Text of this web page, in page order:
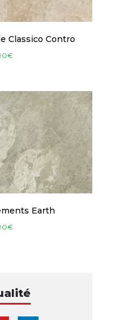
Classico Contro
€
Earth
€